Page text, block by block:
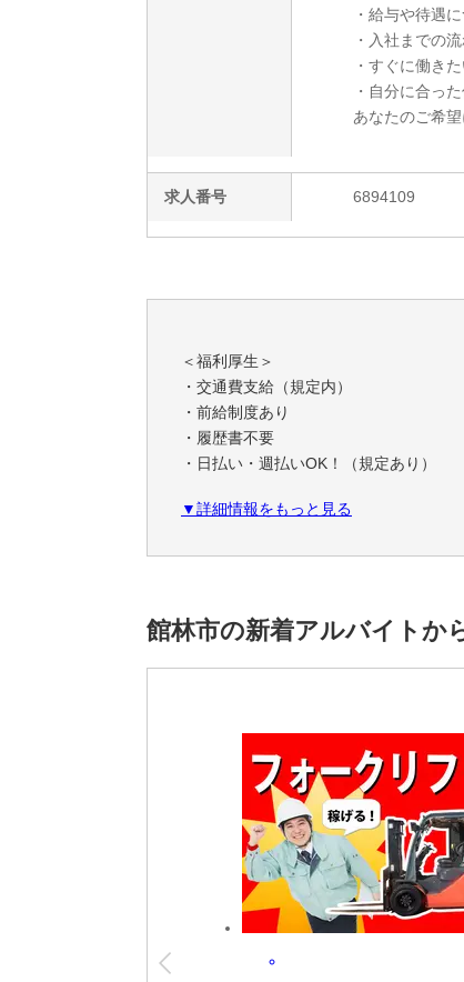
・給与や待遇
・入社までの
・すぐに働き
・自分に合っ
あなたのご希
求人番号 6894109
＜福利厚生＞
・交通費支給（規定内）
・前給制度あり
・履歴書不要
・日払い・週払いOK！（規定あり）
・マイカー通勤OK
＜こだわり条件＞
未経験者活躍中,20代活躍中,30代活躍
板倉東洋大前駅から車で10分
※雇用元は株式会社ロフティーです。
▼詳細情報をもっと見る
館林市の新着アルバイトか